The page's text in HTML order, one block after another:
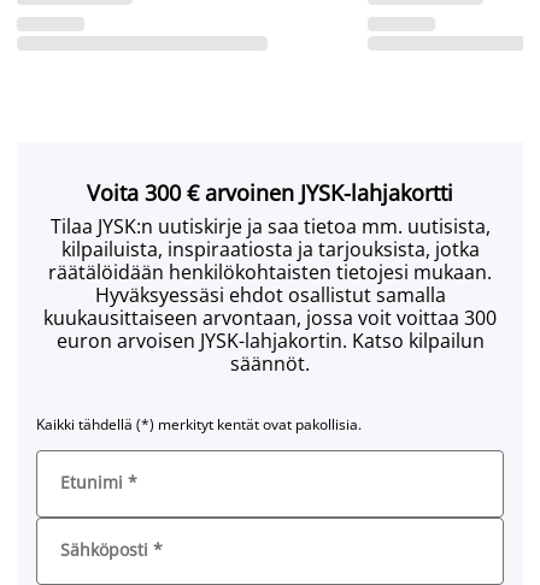
Voita 300 € arvoinen JYSK-lahjakortti
Tilaa JYSK:n uutiskirje ja saa tietoa mm. uutisista,
kilpailuista, inspiraatiosta ja tarjouksista, jotka
räätälöidään henkilökohtaisten tietojesi mukaan.
Hyväksyessäsi ehdot osallistut samalla
kuukausittaiseen arvontaan, jossa voit voittaa 300
euron arvoisen JYSK-lahjakortin. Katso kilpailun
säännöt.
Kaikki tähdellä (*) merkityt kentät ovat pakollisia.
Etunimi *
Sähköposti *